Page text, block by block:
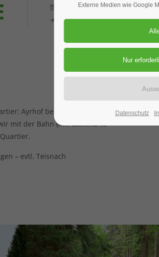
19.06.2019–23.06.2019
ORT: BAYERISCH EISENSTEIN
Ayrhof bei Viechtach.
mit der Bahn (mit Gästekarte
– evtl. Teisnach
Externe Medien wie Google
Datenschutz